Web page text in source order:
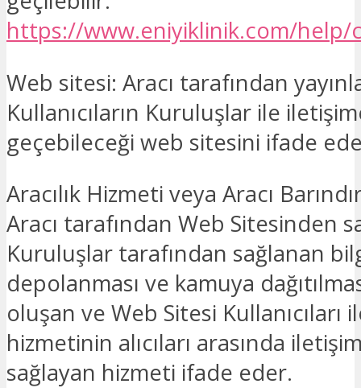
https://www.eniyiklinik.com/
Web sitesi: Aracı tarafından
Kullanıcıların Kuruluşlar ile
geçebileceği web sitesini ifade
Aracılık Hizmeti veya Aracı
Aracı tarafından Web Sitesinden
Kuruluşlar tarafından sağlanan
depolanması ve kamuya
oluşan ve Web Sitesi Kullanıcıları
hizmetinin alıcıları arasında
sağlayan hizmeti ifade eder.